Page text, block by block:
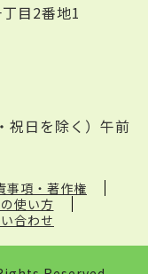
目2番地1
祝日を除く）午前
事項・著作権
使い方
合わせ